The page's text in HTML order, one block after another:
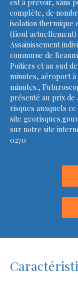
est à prévoir, sans
complète, de
isolation thermique
(fioul actuellement)
Assainissement
commune de
Poitiers et au sud
minutes, aéroport à
minutes.,
présenté au prix de
risques auxquels
site
sur notre site
0270